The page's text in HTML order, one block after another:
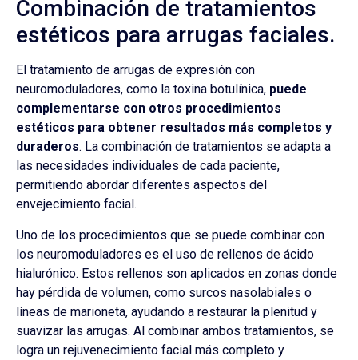
Combinación de tratamientos
estéticos para arrugas faciales.
El tratamiento de arrugas de expresión con
neuromoduladores, como la toxina botulínica, puede
complementarse con otros procedimientos
estéticos para obtener resultados más completos y
duraderos. La combinación de tratamientos se adapta a
las necesidades individuales de cada paciente,
permitiendo abordar diferentes aspectos del
envejecimiento facial.
Uno de los procedimientos que se puede combinar con
los neuromoduladores es el uso de rellenos de ácido
hialurónico. Estos rellenos son aplicados en zonas donde
hay pérdida de volumen, como surcos nasolabiales o
líneas de marioneta, ayudando a restaurar la plenitud y
suavizar las arrugas. Al combinar ambos tratamientos, se
logra un rejuvenecimiento facial más completo y